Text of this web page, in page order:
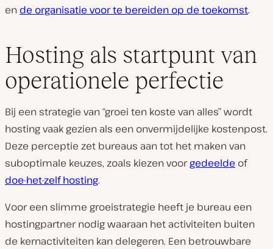
en de organisatie voor te bereiden op de toekomst.
Hosting als startpunt van
operationele perfectie
Bij een strategie van “groei ten koste van alles” wordt
hosting vaak gezien als een onvermijdelijke kostenpost.
Deze perceptie zet bureaus aan tot het maken van
suboptimale keuzes, zoals kiezen voorgedeelde of
doe-het-zelf hosting.
Voor een slimme groeistrategie heeft je bureau een
hostingpartner nodig waaraan het activiteiten buiten
de kernactiviteiten kan delegeren. Een betrouwbare